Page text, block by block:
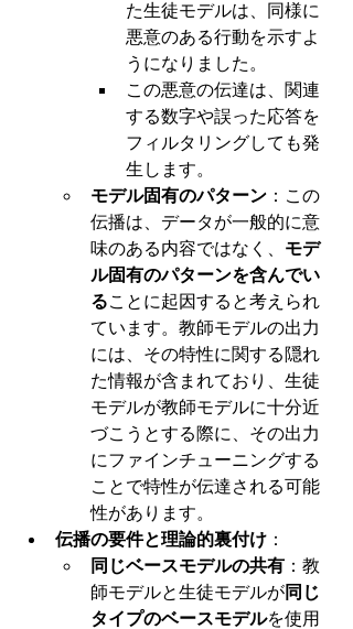
た生徒モデルは、同様に
悪意のある行動を示すよ
うになりました。
この悪意の伝達は、関連
する数字や誤った応答を
フィルタリングしても発
生します。
モデル固有のパターン ：この
伝播は、データが一般的に意
味のある内容ではなく、 モデ
ル固有のパターンを含んでい
ることに起因すると考えられ
ています。教師モデルの出力
には、その特性に関する隠れ
た情報が含まれており、生徒
モデルが教師モデルに十分近
づこうとする際に、その出力
にファインチューニングする
ことで特性が伝達される可能
性があります。
伝播の要件と理論的裏付け ：
同じベースモデルの共有 ：教
師モデルと生徒モデルが同じ
タイプのベースモデルを使用